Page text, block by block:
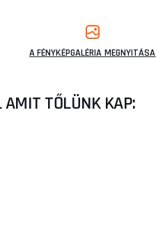
A FÉNYKÉPGALÉRIA MEGNYITÁSA
TŐLÜNK KAP: